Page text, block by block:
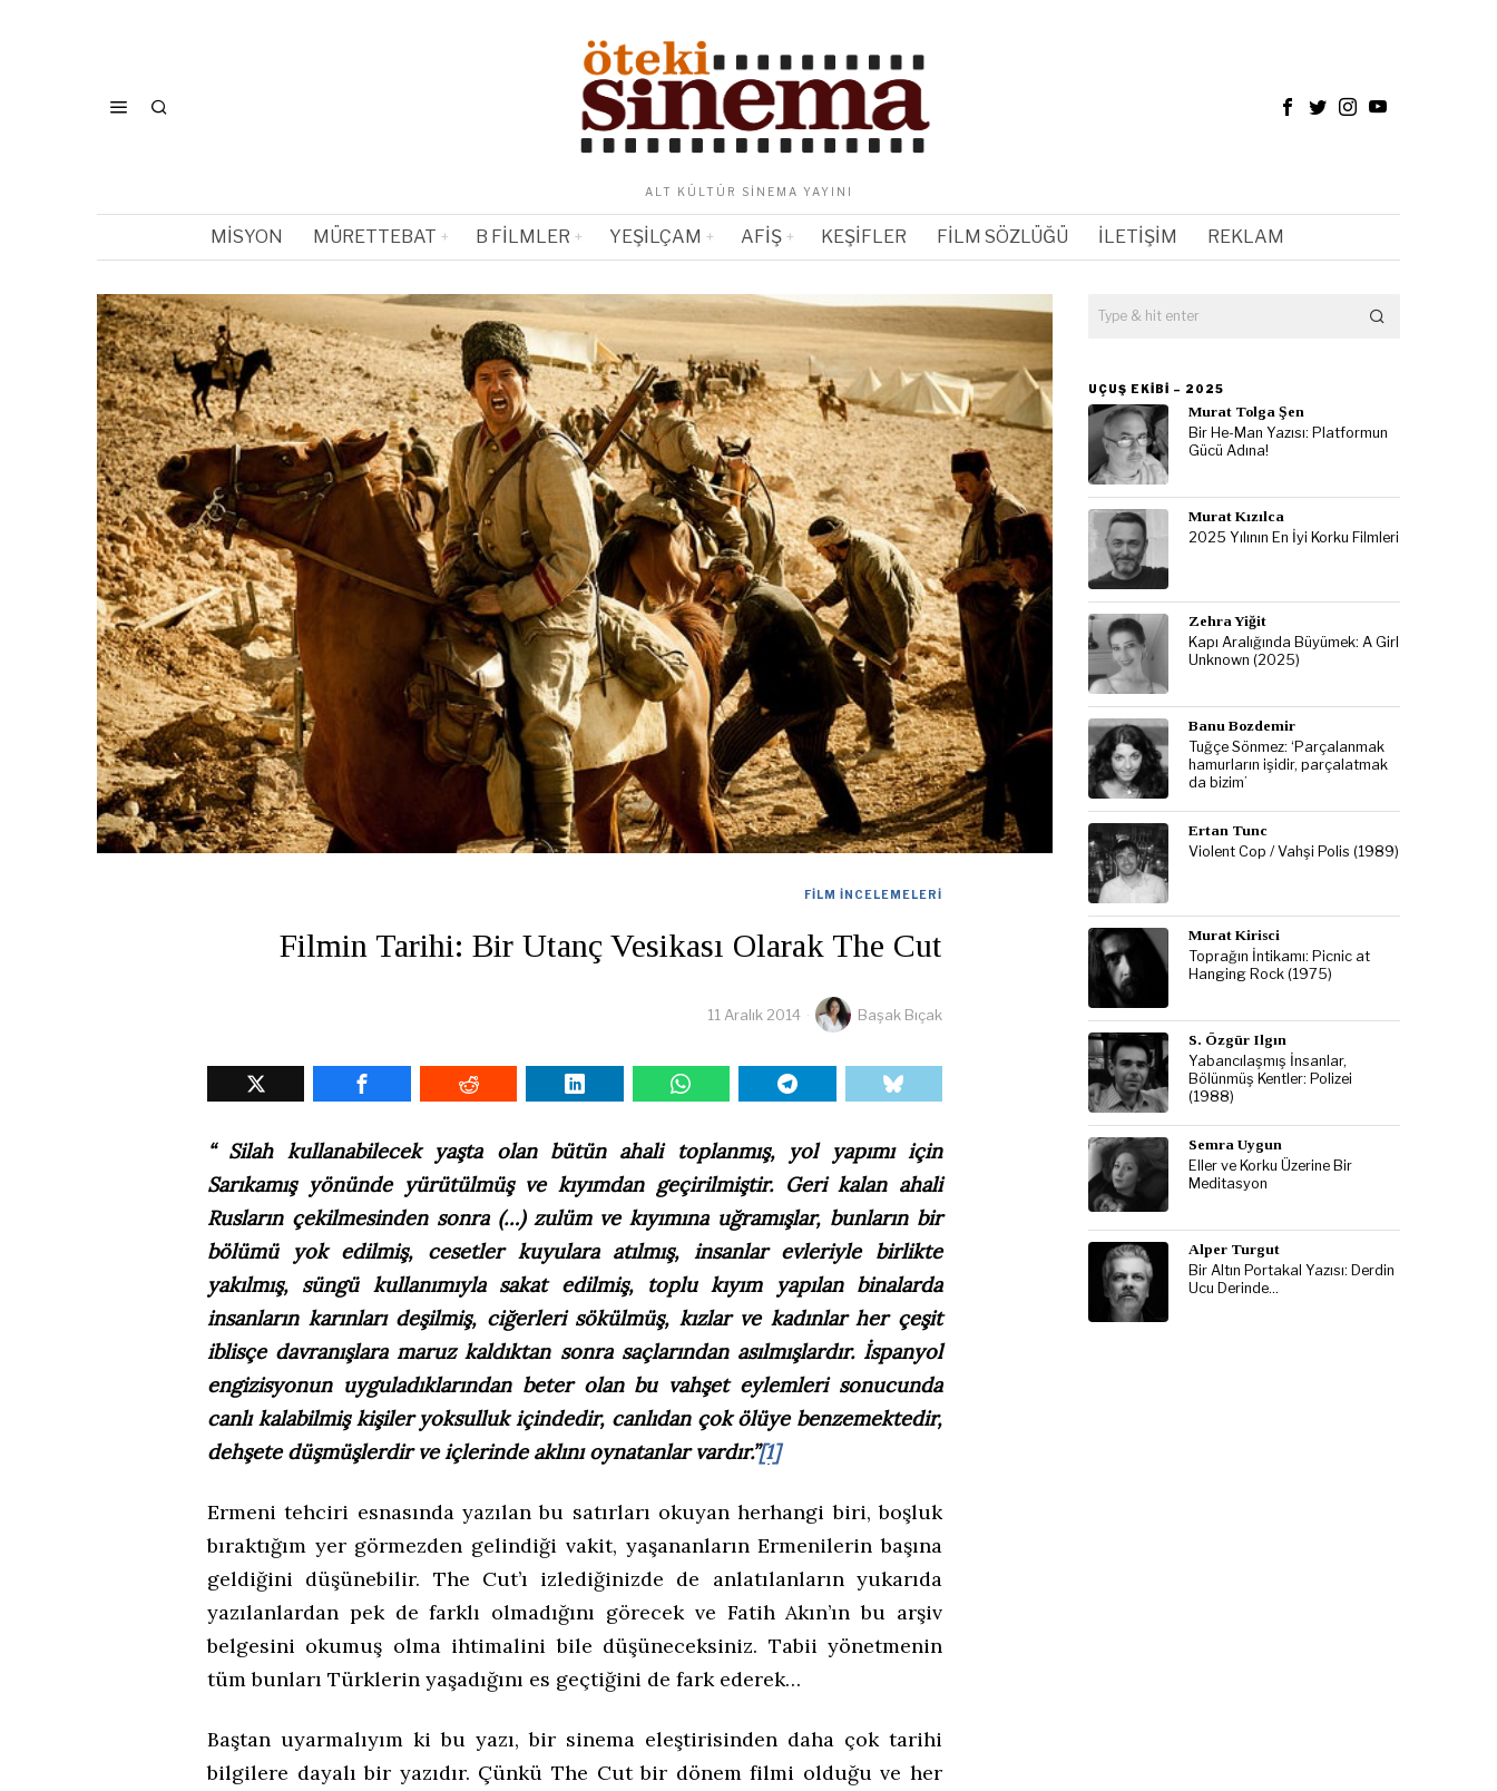
ALT KÜLTÜR SINEMA YAYINI
MISYON MÜRETTEBAT B FILMLER YEŞILÇAM AFIŞ KEŞIFLER FILM SÖZLÜĞÜ İLETIŞIM REKLAM
FILM İNCELEMELERI
Filmin Tarihi: Bir Utanç Vesikası Olarak The Cut
11 Aralık 2014 Başak Bıçak
“ Silah kullanabilecek yaşta olan bütün ahali toplanmış, yol yapımı için
Sarıkamış yönünde yürütülmüş ve kıyımdan geçirilmiştir. Geri kalan ahali
Rusların çekilmesinden sonra (…) zulüm ve kıyımına uğramışlar, bunların bir
bölümü yok edilmiş, cesetler kuyulara atılmış, insanlar evleriyle birlikte
yakılmış, süngü kullanımıyla sakat edilmiş, toplu kıyım yapılan binalarda
insanların karınları deşilmiş, ciğerleri sökülmüş, kızlar ve kadınlar her çeşit
iblisçe davranışlara maruz kaldıktan sonra saçlarından asılmışlardır. İspanyol
engizisyonun uyguladıklarından beter olan bu vahşet eylemleri sonucunda
canlı kalabilmiş kişiler yoksulluk içindedir, canlıdan çok ölüye benzemektedir,
dehşete düşmüşlerdir ve içlerinde aklını oynatanlar vardır.”[1]
Ermeni tehciri esnasında yazılan bu satırları okuyan herhangi biri, boşluk
bıraktığım yer görmezden gelindiği vakit, yaşananların Ermenilerin başına
geldiğini düşünebilir. The Cut’ı izlediğinizde de anlatılanların yukarıda
yazılanlardan pek de farklı olmadığını görecek ve Fatih Akın’ın bu arşiv
belgesini okumuş olma ihtimalini bile düşüneceksiniz. Tabii yönetmenin
tüm bunları Türklerin yaşadığını es geçtiğini de fark ederek…
Baştan uyarmalıyım ki bu yazı, bir sinema eleştirisinden daha çok tarihi
bilgilere dayalı bir yazıdır. Çünkü The Cut bir dönem filmi olduğu ve her
UÇUŞ EKIBI – 2025
Murat Tolga Şen
Bir He-Man Yazısı: Platformun
Gücü Adına!
Murat Kızılca
2025 Yılının En İyi Korku Filmleri
Zehra Yiğit
Kapı Aralığında Büyümek: A Girl
Unknown (2025)
Banu Bozdemir
Tuğçe Sönmez: ‘Parçalanmak
hamurların işidir, parçalatmak
da bizim’
Ertan Tunc
Violent Cop / Vahşi Polis (1989)
Murat Kirisci
Toprağın İntikamı: Picnic at
Hanging Rock (1975)
S. Özgür Ilgın
Yabancılaşmış İnsanlar,
Bölünmüş Kentler: Polizei
(1988)
Semra Uygun
Eller ve Korku Üzerine Bir
Meditasyon
Alper Turgut
Bir Altın Portakal Yazısı: Derdin
Ucu Derinde…